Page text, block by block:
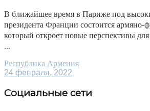
В ближайшее время в Париже под
президента Франции состоится армяно-
который откроет новые перспективы
...
Республика Армения
24 февраля, 2022
Социальные сети